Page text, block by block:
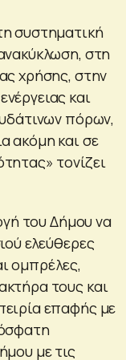
συστηματική
στη
χρήσης, στην
και
πόρων,
ακόμη και σε
τονίζει
του Δήμου να
ελεύθερες
ομπρέλες,
τους και
επαφής με
με τις